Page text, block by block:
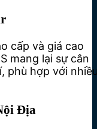
cấp và giá cao
mang lại sự cân
phù hợp với
Địa